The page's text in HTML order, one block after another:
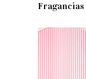
Fragancias